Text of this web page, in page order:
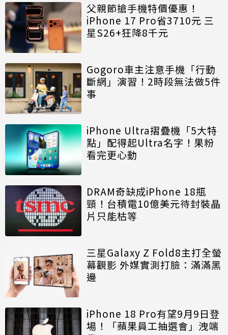
父親節搶手機特價優惠！
iPhone 17 Pro省3710元 三
星S26+狂降8千元
Gogoro車主注意手機「行動
斷網」演習！2時段無法做5件
事
iPhone Ultra摺疊機「5大特
點」配得起Ultra名字！果粉
看完更心動
DRAM奇缺成iPhone 18瓶
頸！台積電10億美元待封裝晶
片只能枯等
三星Galaxy Z Fold8主打全螢
幕觀影 外媒實測打臉：滿滿黑
邊
iPhone 18 Pro有望9月9日登
場！「蘋果員工抽選會」洩端